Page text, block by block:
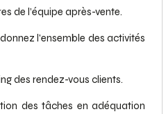
de l’équipe après-vente.
l'ensemble des activités
des rendez-vous clients.
des tâches en adéquation